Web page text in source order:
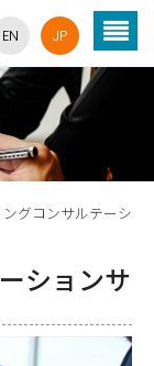
EN JP
グコンサルテーシ
ションサ